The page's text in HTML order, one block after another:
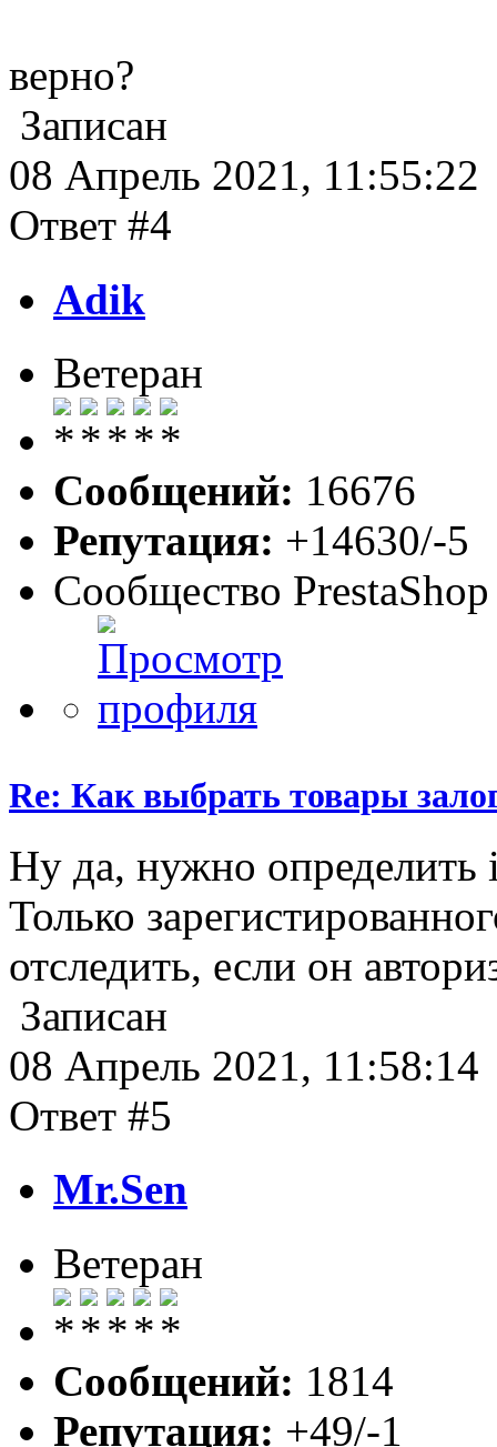
верно?
Записан
08 Апрель 2021, 11:55:22
Ответ #4
Adik
Ветеран
Сообщений: 16676
Репутация: +14630/-5
Сообщество PrestaShop
Re: Как выбрать товары
Ну да, нужно определить
Только
отследить, если он
Записан
08 Апрель 2021, 11:58:14
Ответ #5
Mr.Sen
Ветеран
Сообщений: 1814
Репутация: +49/-1